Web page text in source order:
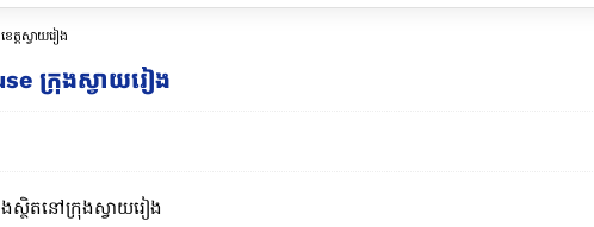
ខេត្តស្វាយរៀង
ក្រុងស្វាយរៀង
ថិតនៅក្រុងស្វាយរៀង